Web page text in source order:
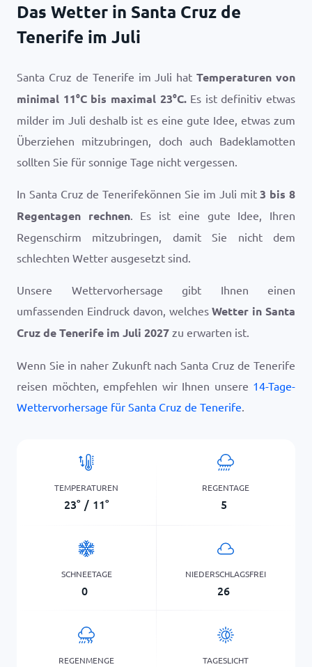
Das Wetter in Santa Cruz de
Tenerife im Juli
Santa Cruz de Tenerife im Juli hatTemperaturen von
minimal 11°Cbis maximal 23°C.Es ist definitiv etwas
milder im Juli deshalb ist es eine gute Idee, etwas zum
Überziehen mitzubringen, doch auch Badeklamotten
sollten Sie für sonnige Tage nicht vergessen.
In Santa Cruz de Tenerifekönnen Sie im Juli mit3 bis 8
Regentagen rechnen. Es ist eine gute Idee, Ihren
Regenschirm mitzubringen, damit Sie nicht dem
schlechten Wetter ausgesetzt sind.
Unsere Wettervorhersage gibt Ihnen einen
umfassenden Eindruck davon, welchesWetter in Santa
Cruz de Tenerife im Juli 2027 zu erwarten ist.
Wenn Sie in naher Zukunft nach Santa Cruz de Tenerife
reisen möchten, empfehlen wir Ihnen unsere 14-Tage-
Wettervorhersage für Santa Cruz de Tenerife.
TEMPERATUREN
23° / 11°
REGENTAGE
5
SCHNEETAGE
0
NIEDERSCHLAGSFREI
26
REGENMENGE TAGESLICHT